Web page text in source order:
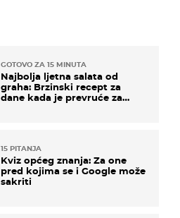
GOTOVO ZA 15 MINUTA
Najbolja ljetna salata od
graha: Brzinski recept za
dane kada je prevruće za
15 PITANJA
Kviz općeg znanja: Za one
pred kojima se i Google može
sakriti